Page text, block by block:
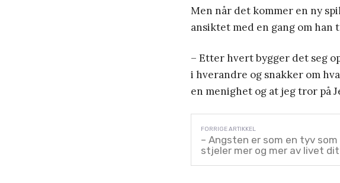
Men når det kommer en ny
ansiktet med en gang om han
– Etter hvert bygger det seg
i hverandre og snakker om
en menighet og at jeg tror på
– Angsten er som en tyv som
stjeler mer og mer av livet